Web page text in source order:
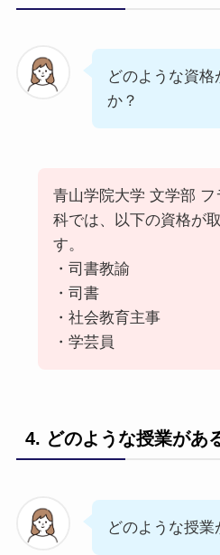
どのような資
か？
青山学院大学 文学部 フ
科では、以下の資格が
す。
・司書教諭
・司書
・社会教育主事
・学芸員
4. どのような授業があ
どのような授業